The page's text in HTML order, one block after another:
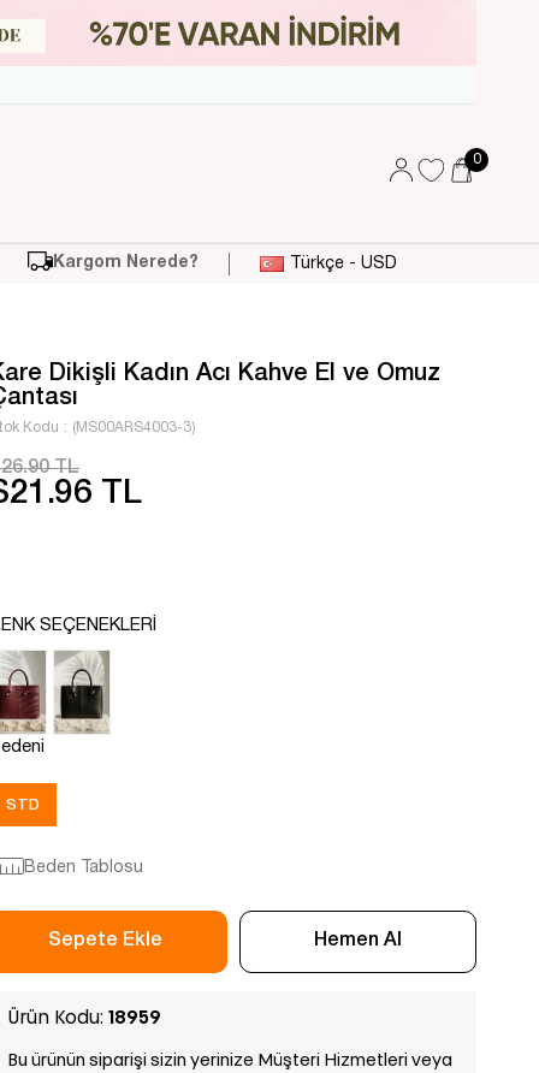
0
Kargom Nerede? Türkçe - USD
Dikişli Kadın Acı Kahve El ve Omuz
Kodu (MS00ARS4003-3)
TL
TL
SEÇENEKLERI
STD
Beden Tablosu
Ürün Kodu: 18959
Bu ürünün siparişi sizin yerinize Müşteri Hizmetleri veya